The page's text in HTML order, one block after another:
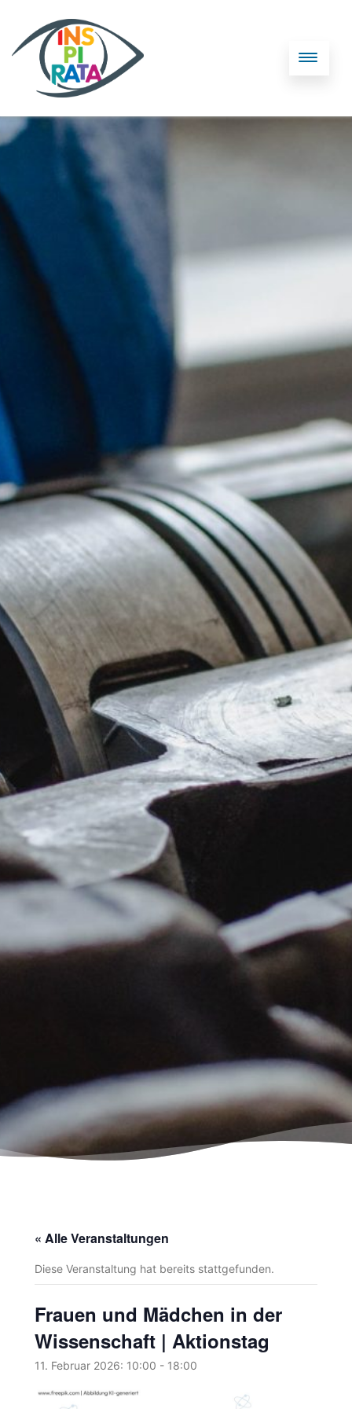
« Alle Veranstaltungen
Diese Veranstaltung hat bereits stattgefunden.
Frauen und Mädchen in der
Wissenschaft | Aktionstag
11. Februar 2026: 10:00 - 18:00